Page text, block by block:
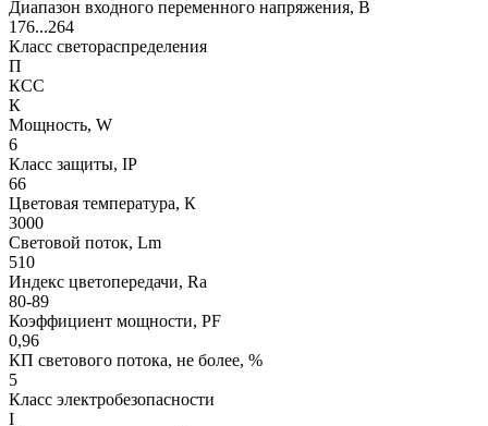
Диапазон входного переменного напряжения, В
176...264
Класс светораспределения
П
КСС
К
Мощность, W
6
Класс защиты, IP
66
Цветовая температура, К
3000
Световой поток, Lm
510
Индекс цветопередачи, Ra
80-89
Коэффициент мощности, PF
0,96
КП светового потока, не более, %
5
Класс электробезопасности
I